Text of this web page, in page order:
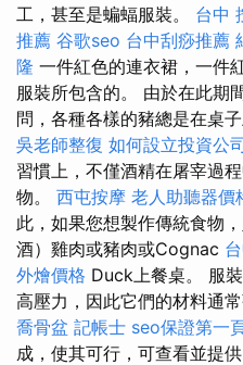
工，甚至是蝙蝠服裝。 台中
推薦 谷歌seo 台中刮痧推薦
隆 一件紅色的連衣裙，一件
服裝所包含的。 由於在此期
問，各種各樣的豬總是在桌子
吳老師整復 如何設立投資公
習慣上，不僅酒精在屠宰過
物。 西屯按摩 老人助聽器價
此，如果您想製作傳統食物
酒）雞肉或豬肉或Cognac
外燴價格 Duck上餐桌。 服
高壓力，因此它們的材料通
喬骨盆 記帳士 seo保證第一
成，使其可行，可查看並提